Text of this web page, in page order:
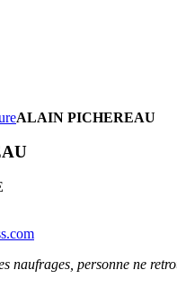
ALAIN PICHEREAU
naufrages, personne ne